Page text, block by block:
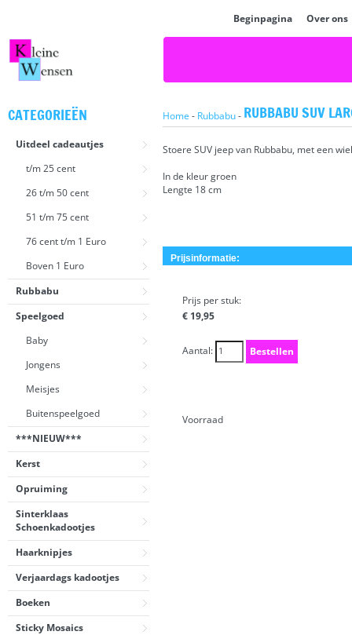
Beginpagina Over ons
CATEGORIEËN
Uitdeel cadeautjes
t/m 25 cent
26 t/m 50 cent
51 t/m 75 cent
76 cent t/m 1 Euro
Boven 1 Euro
Rubbabu
Speelgoed
Baby
Jongens
Meisjes
Buitenspeelgoed
***NIEUW***
Kerst
Opruiming
Sinterklaas
Schoenkadootjes
Haarknipjes
Verjaardags kadootjes
Boeken
Sticky Mosaics
Home - Rubbabu- RUBBABU SUV
Stoere SUV jeep van Rubbabu, met een
In de kleur groen
Lengte 18 cm
Prijsinformatie:
Prijs per stuk:
€ 19,95
Aantal: Bestellen
Voorraad